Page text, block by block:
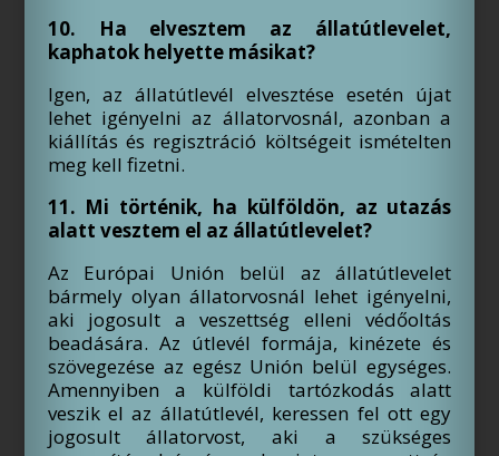
10. Ha elvesztem az állatútlevelet,
kaphatok helyette másikat?
Igen, az állatútlevél elvesztése esetén újat
lehet igényelni az állatorvosnál, azonban a
kiállítás és regisztráció költségeit ismételten
meg kell fizetni.
11. Mi történik, ha külföldön, az utazás
alatt vesztem el az állatútlevelet?
Az Európai Unión belül az állatútlevelet
bármely olyan állatorvosnál lehet igényelni,
aki jogosult a veszettség elleni védőoltás
beadására. Az útlevél formája, kinézete és
szövegezése az egész Unión belül egységes.
Amennyiben a külföldi tartózkodás alatt
veszik el az állatútlevél, keressen fel ott egy
jogosult állatorvost, aki a szükséges